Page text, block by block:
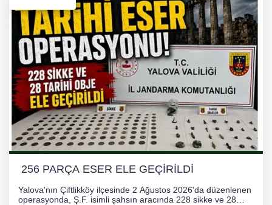
256 PARÇA ESER ELE GEÇİRİLDİ
Yalova'nın Çiftlikköy ilçesinde 2 Ağustos 2026'da düzenlenen
operasyonda, Ş.F. isimli şahsın aracında 228 sikke ve 28